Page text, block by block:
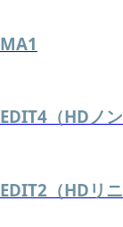
MA1
EDIT4（HDノ
EDIT2（HDリ